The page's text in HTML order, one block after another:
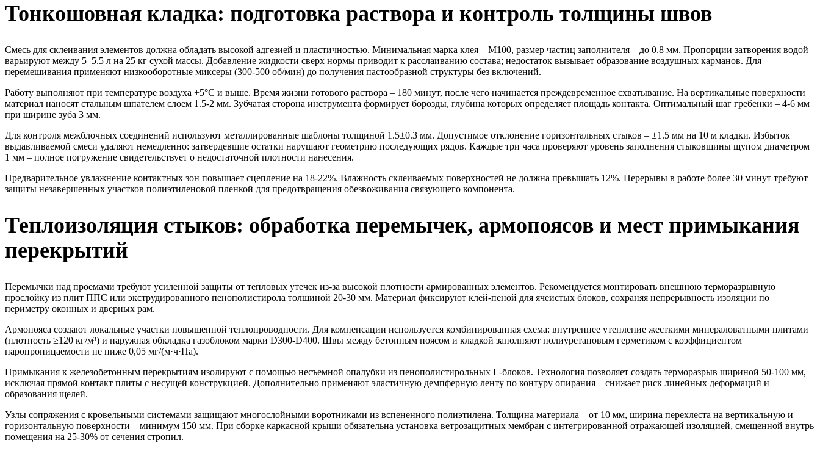
Тонкошовная кладка: подготовка раствора и контроль толщины швов
Смесь для склеивания элементов должна обладать высокой адгезией и пластичностью. Минимальная марка клея – М100, размер частиц заполнителя – до 0.8 мм. Пропорции затворения водой
варьируют между 5–5.5 л на 25 кг сухой массы. Добавление жидкости сверх нормы приводит к расслаиванию состава; недостаток вызывает образование воздушных карманов. Для
перемешивания применяют низкооборотные миксеры (300-500 об/мин) до получения пастообразной структуры без включений.
Работу выполняют при температуре воздуха +5°С и выше. Время жизни готового раствора – 180 минут, после чего начинается преждевременное схватывание. На вертикальные поверхности
материал наносят стальным шпателем слоем 1.5-2 мм. Зубчатая сторона инструмента формирует борозды, глубина которых определяет площадь контакта. Оптимальный шаг гребенки – 4-6 мм
при ширине зуба 3 мм.
Для контроля межблочных соединений используют металлированные шаблоны толщиной 1.5±0.3 мм. Допустимое отклонение горизонтальных стыков – ±1.5 мм на 10 м кладки. Избыток
выдавливаемой смеси удаляют немедленно: затвердевшие остатки нарушают геометрию последующих рядов. Каждые три часа проверяют уровень заполнения стыковщины щупом диаметром
1 мм – полное погружение свидетельствует о недостаточной плотности нанесения.
Предварительное увлажнение контактных зон повышает сцепление на 18-22%. Влажность склеиваемых поверхностей не должна превышать 12%. Перерывы в работе более 30 минут требуют
защиты незавершенных участков полиэтиленовой пленкой для предотвращения обезвоживания связующего компонента.
Теплоизоляция стыков: обработка перемычек, армопоясов и мест примыкания
перекрытий
Перемычки над проемами требуют усиленной защиты от тепловых утечек из-за высокой плотности армированных элементов. Рекомендуется монтировать внешнюю терморазрывную
прослойку из плит ППС или экструдированного пенополистирола толщиной 20-30 мм. Материал фиксируют клей-пеной для ячеистых блоков, сохраняя непрерывность изоляции по
периметру оконных и дверных рам.
Армопояса создают локальные участки повышенной теплопроводности. Для компенсации используется комбинированная схема: внутреннее утепление жесткими минераловатными плитами
(плотность ≥120 кг/м³) и наружная обкладка газоблоком марки D300-D400. Швы между бетонным поясом и кладкой заполняют полиуретановым герметиком с коэффициентом
паропроницаемости не ниже 0,05 мг/(м·ч·Па).
Примыкания к железобетонным перекрытиям изолируют с помощью несъемной опалубки из пенополистирольных L-блоков. Технология позволяет создать терморазрыв шириной 50-100 мм,
исключая прямой контакт плиты с несущей конструкцией. Дополнительно применяют эластичную демпферную ленту по контуру опирания – снижает риск линейных деформаций и
образования щелей.
Узлы сопряжения с кровельными системами защищают многослойными воротниками из вспененного полиэтилена. Толщина материала – от 10 мм, ширина перехлеста на вертикальную и
горизонтальную поверхности – минимум 150 мм. При сборке каркасной крыши обязательна установка ветрозащитных мембран с интегрированной отражающей изоляцией, смещенной внутрь
помещения на 25-30% от сечения стропил.